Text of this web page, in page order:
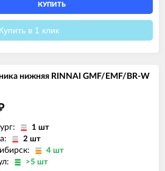
КУПИТЬ
Купить в 1 клик
нижняя RINNAI GMF/EMF/BR-W
1 шт
2 шт
4 шт
>5 шт